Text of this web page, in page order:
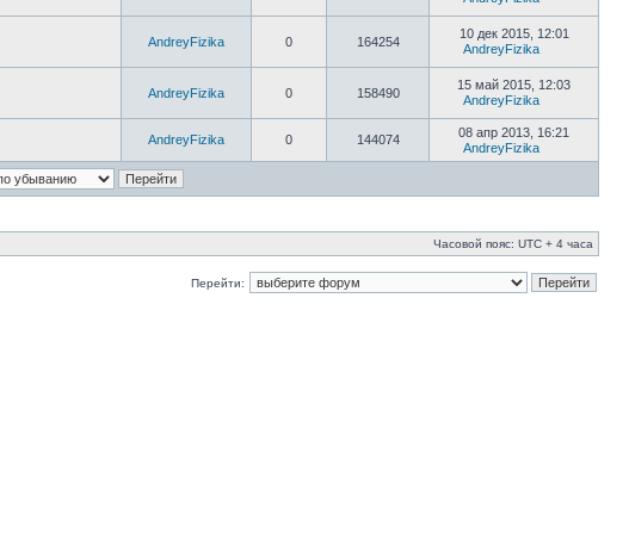
AndreyFizika 0 164254
10 дек 2015, 12:01
AndreyFizika
AndreyFizika 0 158490
15 май 2015, 12:03
AndreyFizika
AndreyFizika 0 144074
08 апр 2013, 16:21
AndreyFizika
Часовой пояс: UTC + 4 часа
Перейти: